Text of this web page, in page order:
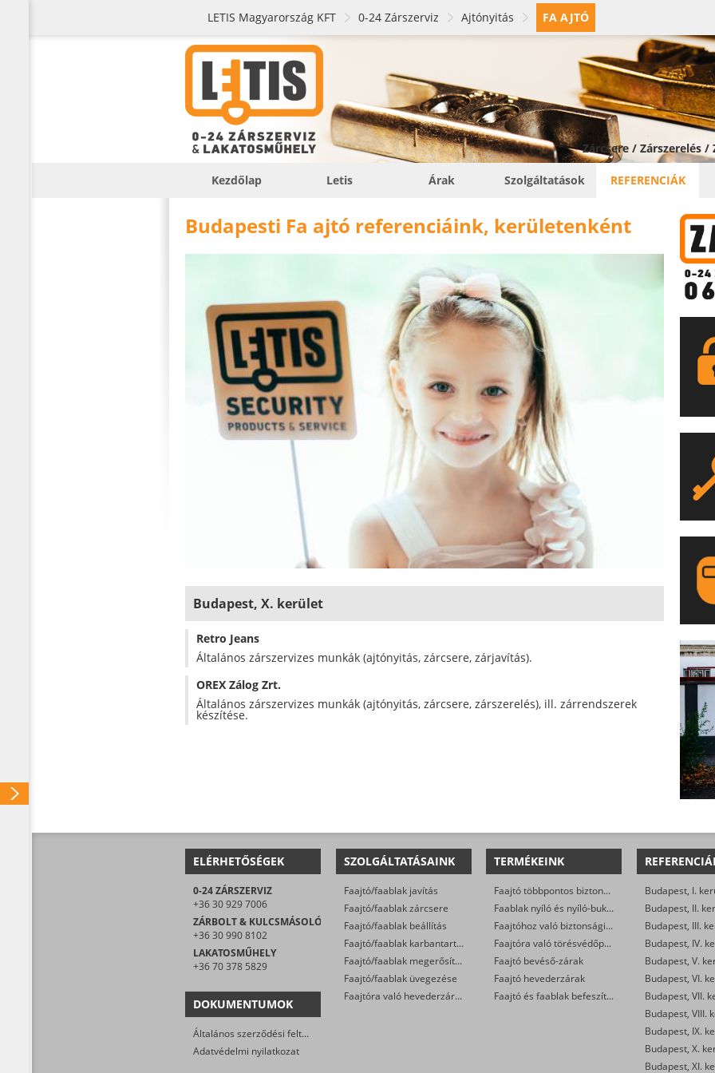
LETIS Magyarország KFT 0-24 Zárszerviz Ajtónyitás FA AJTÓ
Zárcsere / Zárszerelés
Kezdőlap Letis Árak Szolgáltatások REFERENCIÁK
Budapesti Fa ajtó referenciáink, kerületenként
Budapest, X. kerület
Retro Jeans
Általános zárszervizes munkák (ajtónyitás, zárcsere, zárjavítás).
OREX Zálog Zrt.
Általános zárszervizes munkák (ajtónyitás, zárcsere, zárszerelés), ill. zárrendszerek
készítése.
ELÉRHETŐSÉGEK
0-24 ZÁRSZERVIZ
+36 30 929 7006
ZÁRBOLT & KULCSMÁSOLÓ
+36 30 990 8102
LAKATOSMŰHELY
+36 70 378 5829
DOKUMENTUMOK
Általános szerződési feltételek
Adatvédelmi nyilatkozat
SZOLGÁLTATÁSAINK
Faajtó/faablak javítás
Faajtó/faablak zárcsere
Faajtó/faablak beállítás
Faajtó/faablak karbantartás
Faajtó/faablak megerősítése
Faajtó/faablak üvegezése
Faajtóra való hevederzár szerelés
TERMÉKEINK
Faajtó többpontos biztonsági zárak (kilincsemelős és cilinderműködtetésű)
Faablak nyíló és nyíló-bukó zárak
Faajtóhoz való biztonsági zárbetétek
Faajtóra való törésvédőpajzs, kilincsgarnitúra
Faajtó bevéső-zárak
Faajtó hevederzárak
Faajtó és faablak befeszítés-gátlók
Budapest, I.
Budapest, II.
Budapest, III.
Budapest, IV.
Budapest, V.
Budapest, VI.
Budapest, VII.
Budapest, VIII.
Budapest, IX.
Budapest, X.
Budapest, XI.